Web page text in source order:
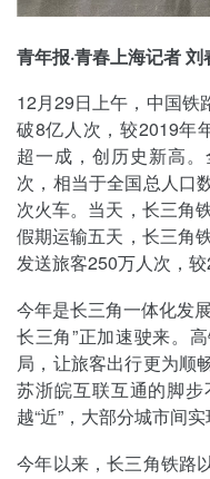
青年报·青春上海记者 刘
12月29日上午，中国铁
破8亿人次，较2019年
超一成，创历史新高
次，相当于全国总人口
次火车。当天，长三角
假期运输五天，长三角
发送旅客250万人次，较
今年是长三角一体化发
长三角”正加速驶来。
局，让旅客出行更为顺
苏浙皖互联互通的脚
越“近”，大部分城市间
今年以来，长三角铁路